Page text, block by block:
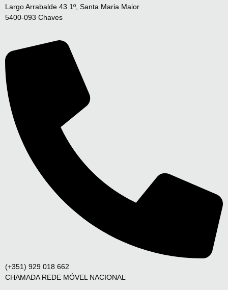
Largo Arrabalde 43 1º, Santa Maria Maior
5400-093 Chaves
(+351) 929 018 662
CHAMADA REDE MÓVEL NACIONAL